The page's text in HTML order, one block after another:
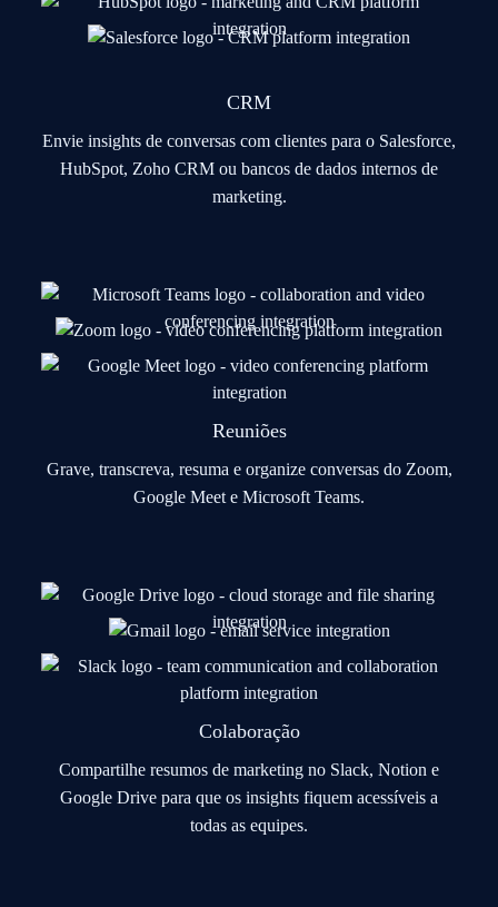
CRM
Envie insights de conversas com clientes para o Salesforce,
HubSpot, Zoho CRM ou bancos de dados internos de
marketing.
Reuniões
Grave, transcreva, resuma e organize conversas do Zoom,
Google Meet e Microsoft Teams.
Colaboração
Compartilhe resumos de marketing no Slack, Notion e
Google Drive para que os insights fiquem acessíveis a
todas as equipes.